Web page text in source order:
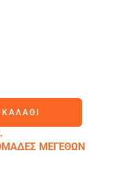
ΜΕΓΕΘΩΝ